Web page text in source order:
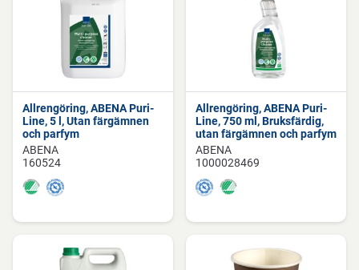
Allrengöring, ABENA Puri-
Line, 5 l, Utan färgämnen
och parfym
ABENA
160524
Allrengöring, ABENA Puri-
Line, 750 ml, Bruksfärdig,
utan färgämnen och parfym
ABENA
1000028469